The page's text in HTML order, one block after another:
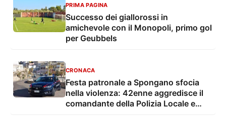
PRIMA PAGINA
Successo dei giallorossi in
amichevole con il Monopoli, primo gol
per Geubbels
CRONACA
Festa patronale a Spongano sfocia
nella violenza: 42enne aggredisce il
comandante della Polizia Locale e